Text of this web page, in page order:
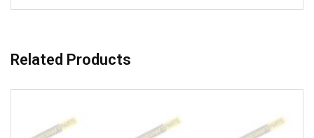
Related Products